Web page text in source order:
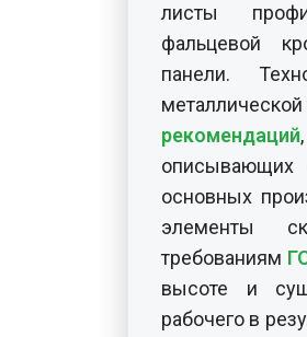
листы
фальцевой
панели.
рекомендаций
описывающих
основных
элементы
требованиям
высоте и
рабочего в